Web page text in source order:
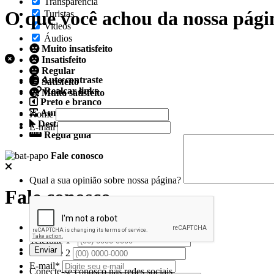
Turistas
Videos
Áudios
Auto contraste
Realçar links
Preto e branco
Aumentar espaçamento
Destacando cursor
Regua guia
Fale conosco
Fale conosco
Nome*
Telefone 1*
Telefone 2
E-mail*
O que você achou da nossa
Muito insatisfeito
Insatisfeito
Regular
Satisfeito
Muito satisfeito
Nome
E-mail
Qual a sua opinião sobre nossa página?
Conecte-se conosco nas redes sociais